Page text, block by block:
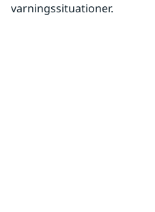
varningssituationer.